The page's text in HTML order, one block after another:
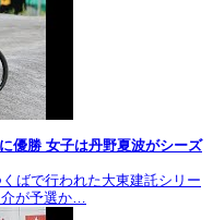
優勝 女子は丹野夏波がシーズ
ばで行われた大東建託シリー
介が予選か…